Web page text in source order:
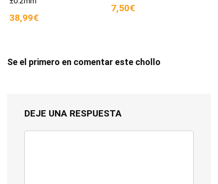
38,99€
7,50€
Se el primero en comentar este chollo
DEJE UNA RESPUESTA